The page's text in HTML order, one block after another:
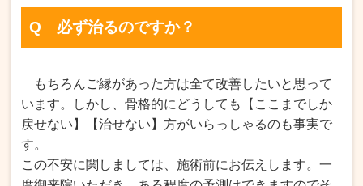
Q 必ず治るのですか？
もちろんご縁があった方は全て改善したいと思って
います。
しかし、骨格的にどうしても【ここまでしか
戻せない】【治せない】方がいらっしゃるのも事実で
す。
この不安に関しましては、施術前にお伝えします。一